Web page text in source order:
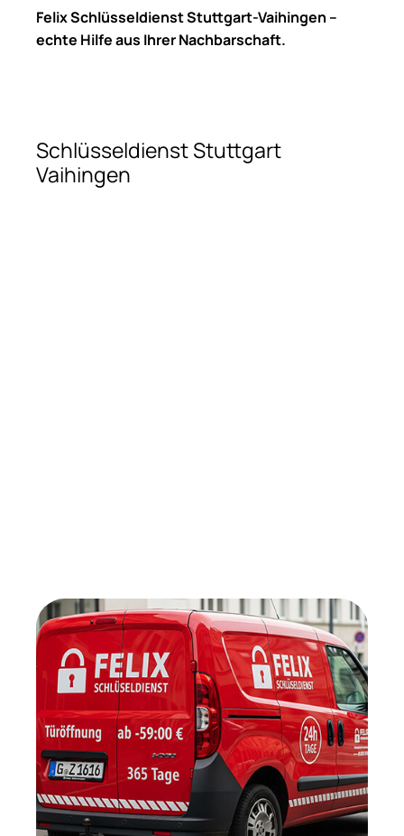
Felix Schlüsseldienst Stuttgart-Vaihingen –
echte Hilfe aus Ihrer Nachbarschaft.
Schlüsseldienst Stuttgart
Vaihingen